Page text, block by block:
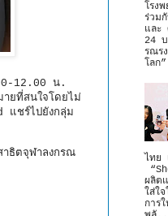
12.00 น.
ยที่สนใจโดยไม่
แชร์ไปยังกลุ่ม
ธิตจุฬาลงกรณ
โรง
ร่วม
และ
24 บ
รณร
โล
ไทย
ผลิต
ใส่ใ
การ